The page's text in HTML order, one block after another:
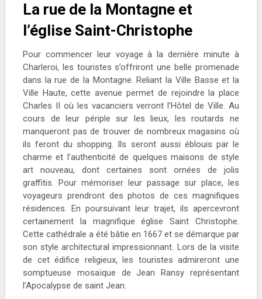
La rue de la Montagne et
l’église Saint-Christophe
Pour commencer leur voyage à la dernière minute à
Charleroi, les touristes s’offriront une belle promenade
dans la rue de la Montagne. Reliant la Ville Basse et la
Ville Haute, cette avenue permet de rejoindre la place
Charles II où les vacanciers verront l’Hôtel de Ville. Au
cours de leur périple sur les lieux, les routards ne
manqueront pas de trouver de nombreux magasins où
ils feront du shopping. Ils seront aussi éblouis par le
charme et l’authenticité de quelques maisons de style
art nouveau, dont certaines sont ornées de jolis
graffitis. Pour mémoriser leur passage sur place, les
voyageurs prendront des photos de ces magnifiques
résidences. En poursuivant leur trajet, ils apercevront
certainement la magnifique église Saint Christophe.
Cette cathédrale a été bâtie en 1667 et se démarque par
son style architectural impressionnant. Lors de la visite
de cet édifice religieux, les touristes admireront une
somptueuse mosaïque de Jean Ransy représentant
l’Apocalypse de saint Jean.